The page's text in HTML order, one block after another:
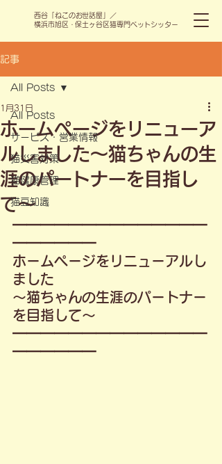
​西谷「ねこのお世話屋」／
横浜市旭区・保土ヶ谷区猫専門ペットシッター
記事
All Posts
サービス・営業情報
猫災害対策
猫健康管理
猫豆知識
All Posts
ホームページをリニューア
ルしました〜猫ちゃんの生
涯のパートナーを目指し
て〜
1月31日
━━━━━━━━━━━━━━
━━━━━━
ホームページをリニューアルし
ました
〜猫ちゃんの生涯のパートナー
を目指して〜
━━━━━━━━━━━━━━
━━━━━━